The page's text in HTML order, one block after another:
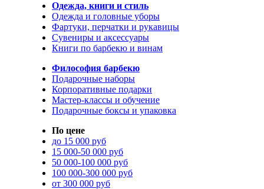
Одежда, книги и стиль
Одежда и головные уборы
Фартуки, перчатки и рукавицы
Сувениры и аксессуары
Книги по барбекю и винам
Философия барбекю
Подарочные наборы
Корпоративные подарки
Мастер-классы и обучение
Подарочные боксы и упаковка
По цене
до 15 000 руб
15 000-50 000 руб
50 000-100 000 руб
100 000-300 000 руб
от 300 000 руб